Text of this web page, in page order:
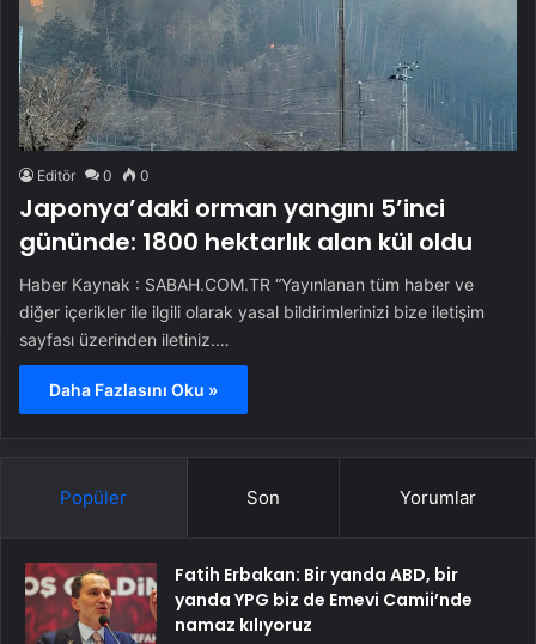
Editör 0 0
Japonya’daki orman yangını 5’inci
gününde: 1800 hektarlık alan kül oldu
Haber Kaynak : SABAH.COM.TR “Yayınlanan tüm haber ve
diğer içerikler ile ilgili olarak yasal bildirimlerinizi bize iletişim
sayfası üzerinden iletiniz.…
Daha Fazlasını Oku »
Popüler Son Yorumlar
Fatih Erbakan: Bir yanda ABD, bir
yanda YPG biz de Emevi Camii’nde
namaz kılıyoruz